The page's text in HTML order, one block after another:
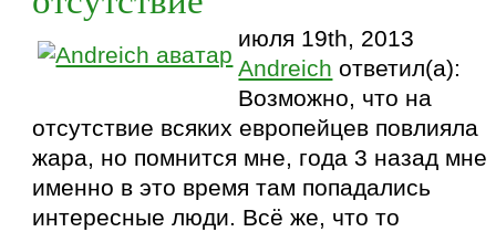
июля 19th, 2013
Andreich ответил(а):
Возможно, что на
отсутствие всяких европейцев повлияла
жара, но помнится мне, года 3 назад мне
именно в это время там попадались
интересные люди. Всё же, что то